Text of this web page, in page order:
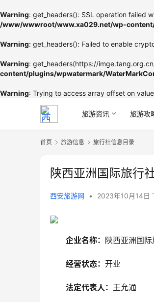
Warning: get_headers(): SSL operation failed
/www/wwwroot/www.xa029.net/wp-
Warning: get_headers(): Failed to enable
Warning: get_headers(https://
content/plugins/wpwatermark/
Warning: Trying to access array offset on
旅游资讯 旅游攻
首页 旅游信息 旅行社信息目录
陕西亚洲国际旅行
西安旅游网 • 2023年10月14日
企业名称： 陕西亚洲国
经营状态： 开业
法定代表人： 王允通